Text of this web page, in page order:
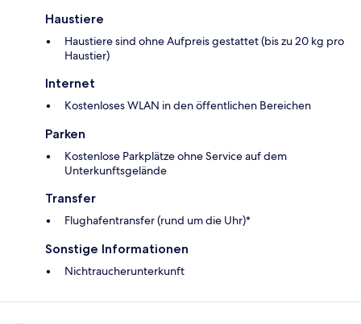
Haustiere
Haustiere sind ohne Aufpreis gestattet (bis zu 20 kg pro
Haustier)
Internet
Kostenloses WLAN in den öffentlichen Bereichen
Parken
Kostenlose Parkplätze ohne Service auf dem
Unterkunftsgelände
Transfer
Flughafentransfer (rund um die Uhr)*
Sonstige Informationen
Nichtraucherunterkunft